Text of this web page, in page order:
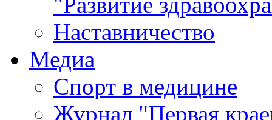
Наставничество
Медиа
Спорт в медицине
Журнал "Первая